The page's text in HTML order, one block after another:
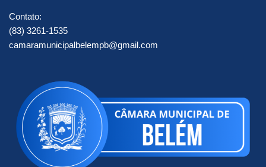
Contato:
(83) 3261-1535
camaramunicipalbelempb@gmail.com